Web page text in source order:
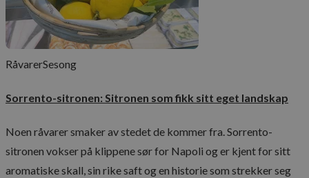
RåvarerSesong
Sorrento-sitronen: Sitronen som fikk sitt eget landskap
Noen råvarer smaker av stedet de kommer fra. Sorrento-
sitronen vokser på klippene sør for Napoli og er kjent for sitt
aromatiske skall, sin rike saft og en historie som strekker seg